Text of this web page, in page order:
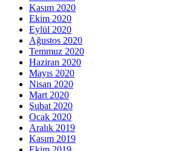
Kasım 2020
Ekim 2020
Eylül 2020
Ağustos 2020
Temmuz 2020
Haziran 2020
Mayıs 2020
Nisan 2020
Mart 2020
Şubat 2020
Ocak 2020
Aralık 2019
Kasım 2019